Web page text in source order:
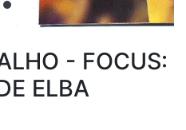
- FOCUS:
ELBA